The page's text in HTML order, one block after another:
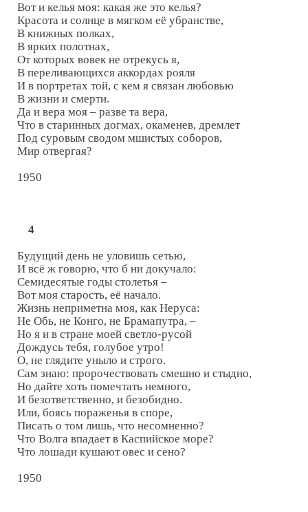
Вот и келья моя: какая же это келья?
Красота и солнце в мягком её убранстве,
В книжных полках,
В ярких полотнах,
От которых вовек не отрекусь я,
В переливающихся аккордах рояля
И в портретах той, с кем я связан любовью
В жизни и смерти.
Да и вера моя – разве та вера,
Что в старинных догмах, окаменев, дремлет
Под суровым сводом мшистых соборов,
Мир отвергая?
1950
4
Будущий день не уловишь сетью,
И всё ж говорю, что б ни докучало:
Семидесятые годы столетья –
Вот моя старость, её начало.
Жизнь неприметна моя, как Неруса:
Не Обь, не Конго, не Брамапутра, –
Но я и в стране моей светло-русой
Дождусь тебя, голубое утро!
О, не глядите уныло и строго.
Сам знаю: пророчествовать смешно и стыдно,
Но дайте хоть помечтать немного,
И безответственно, и безобидно.
Или, боясь пораженья в споре,
Писать о том лишь, что несомненно?
Что Волга впадает в Каспийское море?
Что лошади кушают овес и сено?
1950